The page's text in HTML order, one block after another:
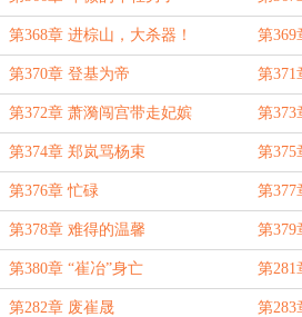
第368章 进棕山，大杀器！ 第369
第370章 登基为帝 第371
疆土！
第372章 萧漪闯宫带走妃嫔 第373
第374章 郑岚骂杨束 第375
第376章 忙碌 第377
第378章 难得的温馨 第379
第380章 “崔冶”身亡 第281
第282章 废崔晟 第283